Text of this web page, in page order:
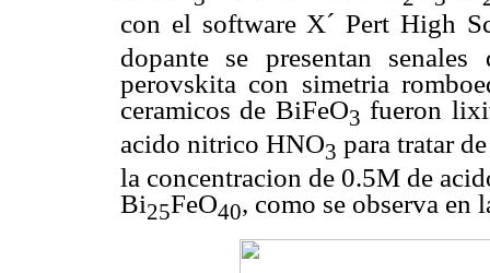
con el software X´ Pert High
dopante se presentan
perovskita con simetria
ceramicos de BiFeO3 fueron
acido nitrico HNO3 para tratar
la concentracion de 0.5M de
Bi25FeO40, como se observa en